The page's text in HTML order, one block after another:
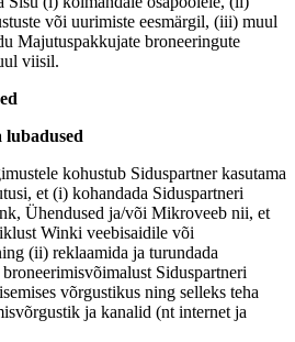
või uurimiste eesmärgil, (iii) muul
Majutuspakkujate broneeringute
viisil.
lubadused
kohustub Siduspartner kasutama
et (i) kohandada Siduspartneri
Ühendused ja/või Mikroveeb nii, et
Winki veebisaidile või
(ii) reklaamida ja turundada
Siduspartneri
võrgustikus ning selleks teha
ja kanalid (nt internet ja